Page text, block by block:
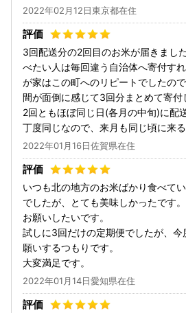
2022年02月12日東京都在住
3回配送分の2回目のお米が届きまし
べたい人は毎回違う自治体へ寄付す
が家はこの町へのリピートでしたの
間が面倒に感じて3回分まとめて寄付
2回ともほぼ同じ日(各月の中旬)に配
丁度同じなので、来月も同じ頃に来る
2022年01月16日佐賀県在住
いつも北の地方のお米ばかり食べて
でしたが、とても美味しかったです
お願いしたいです。
試しに3回だけの定期便でしたが、今
願いするつもりです。
大変満足です。
2022年01月14日愛知県在住